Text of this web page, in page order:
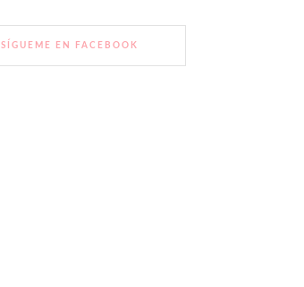
SÍGUEME EN FACEBOOK